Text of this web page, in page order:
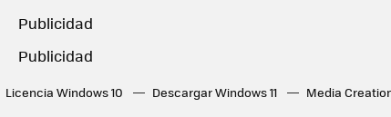
Licencia Windows 10 Descargar Windows 11 Media